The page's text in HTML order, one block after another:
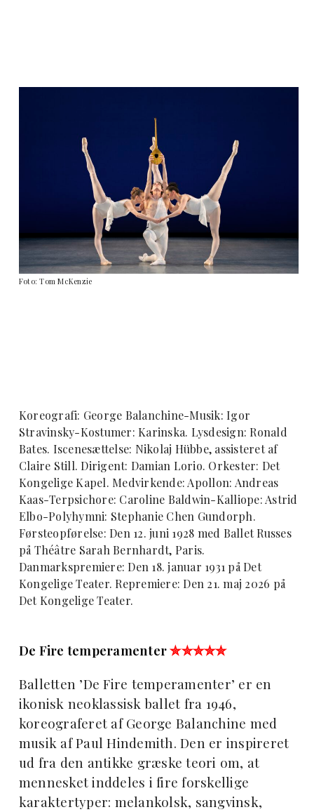
Foto: Tom McKenzie
Koreografi: George Balanchine-Musik: Igor
Stravinsky-Kostumer: Karinska. Lysdesign: Ronald
Bates. Iscenesættelse: Nikolaj Hübbe, assisteret af
Claire Still. Dirigent: Damian Lorio. Orkester: Det
Kongelige Kapel. Medvirkende: Apollon: Andreas
Kaas-Terpsichore: Caroline Baldwin-Kalliope: Astrid
Elbo-Polyhymni: Stephanie Chen Gundorph.
Førsteopførelse: Den 12. juni 1928 med Ballet Russes
på Théâtre Sarah Bernhardt, Paris.
Danmarkspremiere: Den 18. januar 1931 på Det
Kongelige Teater. Repremiere: Den 21. maj 2026 på
Det Kongelige Teater.
De Fire temperamenter✮✮✮✮✮
Balletten ’De Fire temperamenter’ er en
ikonisk neoklassisk ballet fra 1946,
koreograferet af George Balanchine med
musik af Paul Hindemith. Den er inspireret
ud fra den antikke græske teori om, at
mennesket inddeles i fire forskellige
karaktertyper: melankolsk, sangvinsk,